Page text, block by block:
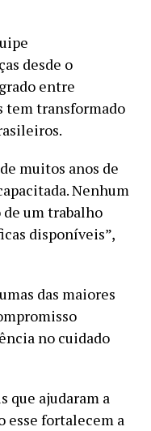
desde o
entre
tem transformado
muitos anos de
Nenhum
de um trabalho
disponíveis”,
das maiores
no cuidado
que ajudaram a
esse fortalecem a